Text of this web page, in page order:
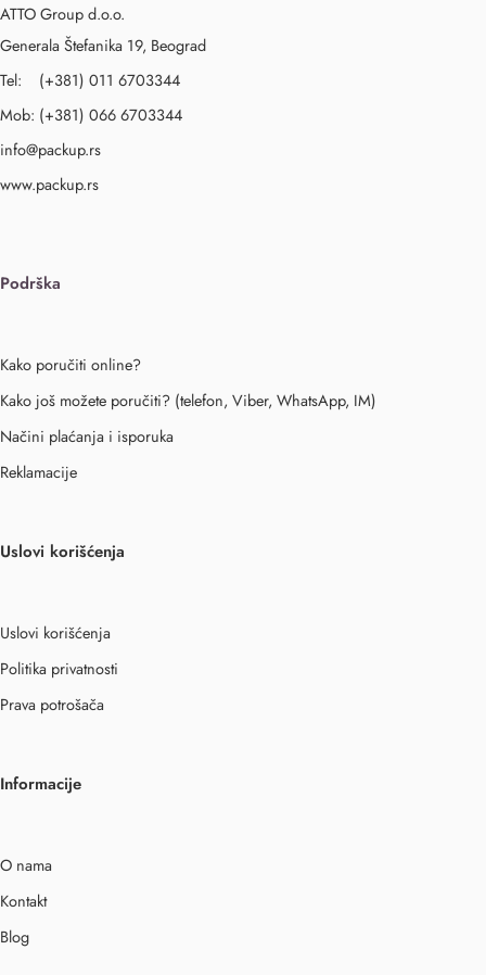
ATTO Group d.o.o.
Generala Štefanika 19, Beograd
Tel: (+381) 011 6703344
Mob: (+381) 066 6703344
info@packup.rs
www.packup.rs
Podrška
Kako poručiti online?
Kako još možete poručiti? (telefon, Viber, WhatsApp, IM)
Načini plaćanja i isporuka
Reklamacije
Uslovi korišćenja
Uslovi korišćenja
Politika privatnosti
Prava potrošača
Informacije
O nama
Kontakt
Blog